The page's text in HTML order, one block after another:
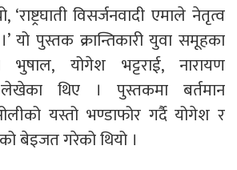
विसर्जनवादी एमाले नेतृत्व
यो पुस्तक क्रान्तिकारी युवा समूहका
भुषाल, योगेश भट्टराई, नारायण
थिए । पुस्तकमा बर्तमान
यस्तो भण्डाफोर गर्दै योगेश र
बेइजत गरेको थियो ।